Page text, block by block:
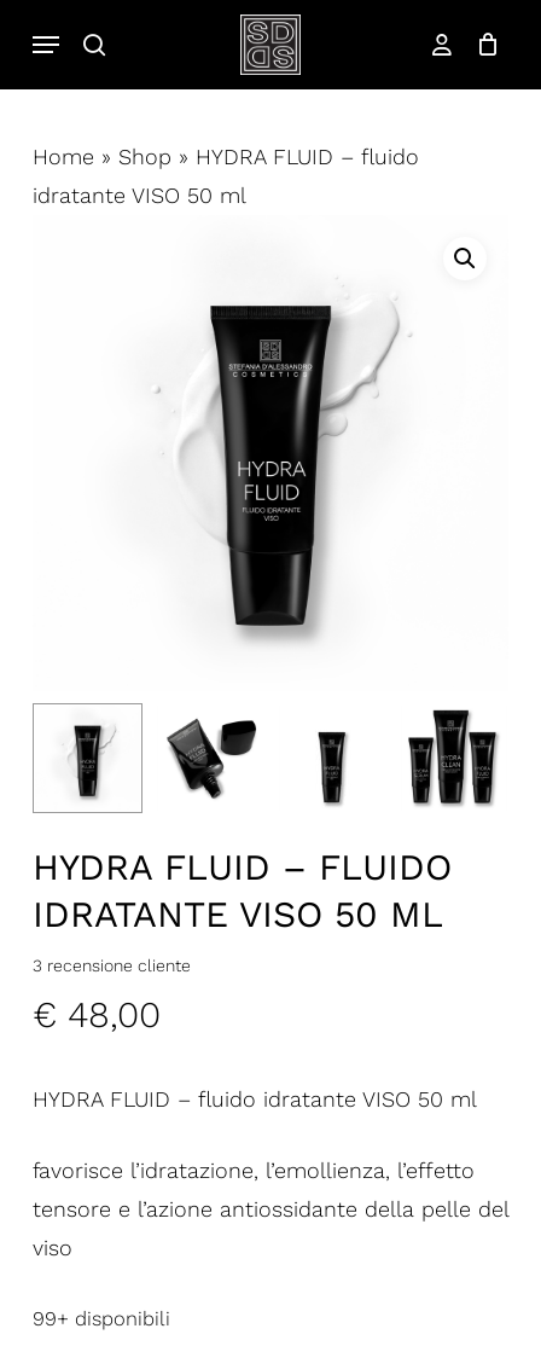
contenuto
cerca account
Menu
Home » Shop » HYDRA FLUID – fluido
idratante VISO 50 ml
HYDRA FLUID – FLUIDO
IDRATANTE VISO 50 ML
3 recensione cliente
€ 48,00
HYDRA FLUID – fluido idratante VISO 50 ml
favorisce l’idratazione, l’emollienza, l’effetto
tensore e l’azione antiossidante della pelle del
viso
99+ disponibili